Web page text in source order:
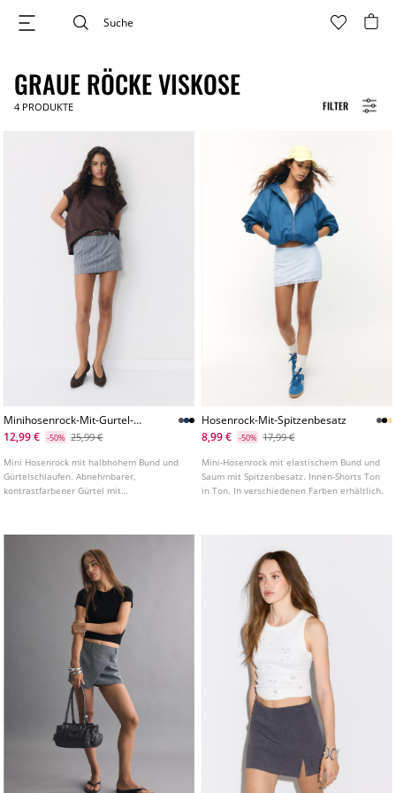
FILTER
GRAUE RÖCKE VISKOSE
4 PRODUKTE
Minihosenrock-Mit-Gurtel-
L01294686
12,99 € -50% 25,99 €
Mini Hosenrock mit halbhohem Bund und
Gürtelschlaufen. Abnehmbarer,
kontrastfarbener Gürtel mit
Innenfutter in Form von Shorts. In
verschiedenen Farben erhältlich.
Hosenrock-Mit-Spitzenbesatz
8,99 €
-50% 17,99 €
Mini-Hosenrock mit elastischem Bund und
Saum mit Spitzenbesatz. Innen-Shorts Ton
in Ton. In verschiedenen Farben erhältlich.